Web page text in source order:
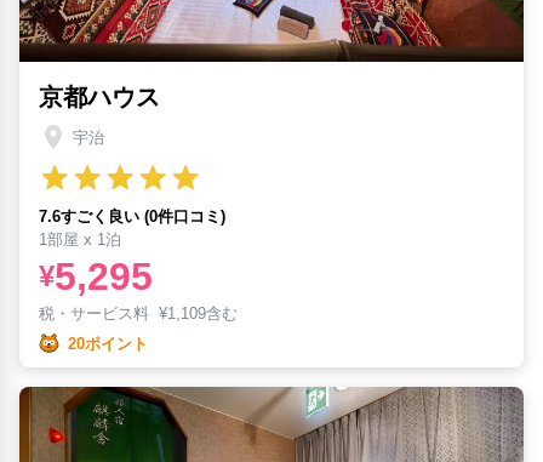
京都ハウス
宇治
7.6すごく良い (0件口コミ)
1部屋 x 1泊
¥5,295
税・サービス料 ¥1,109含む
20ポイント